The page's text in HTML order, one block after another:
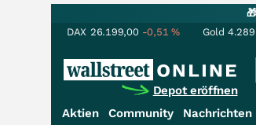
DAX 26.199,00 -0,51% Gold
Depot eröffnen
Aktien Community Nachrichten